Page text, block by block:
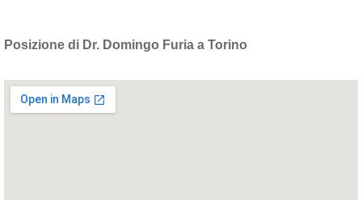
Posizione di Dr. Domingo Furia a Torino